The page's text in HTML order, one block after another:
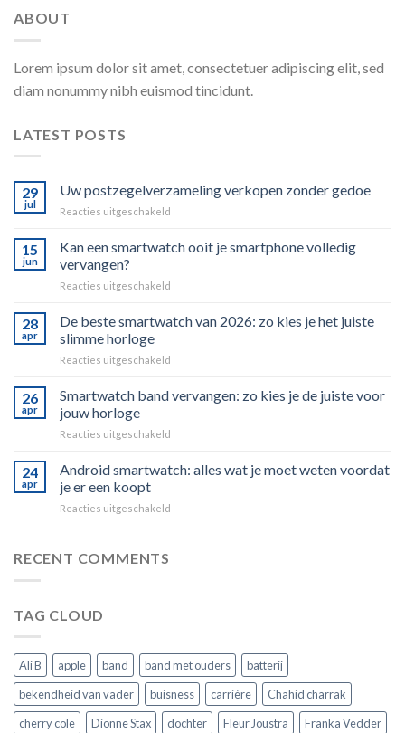
ABOUT
Lorem ipsum dolor sit amet, consectetuer adipiscing elit, sed
diam nonummy nibh euismod tincidunt.
LATEST POSTS
29
jul
Uw postzegelverzameling verkopen zonder gedoe
Reacties uitgeschakeld
postzegelverzameling
15
jun
Kan een smartwatch ooit je smartphone volledig
vervangen?
Reacties uitgeschakeld
een
volledig
28
apr
De beste smartwatch van 2026: zo kies je het juiste
slimme horloge
Reacties uitgeschakeld
smartwatch
kies
26
apr
Smartwatch band vervangen: zo kies je de juiste voor
jouw horloge
Reacties uitgeschakeld
band
24
apr
Android smartwatch: alles wat je moet weten voordat
je er een koopt
Reacties uitgeschakeld
er
een
koopt
RECENT COMMENTS
TAG CLOUD
Ali B apple band band met ouders
batterij
bekendheid van vader
buisness carrière
Chahid charrak
cherry cole
Dionne Stax dochter Fleur Joustra Franka Vedder